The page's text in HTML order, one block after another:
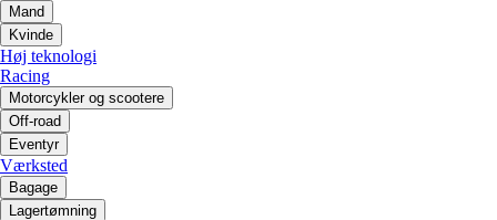
Mand
Kvinde
Høj teknologi
Racing
Motorcykler og scootere
Off-road
Eventyr
Værksted
Bagage
Lagertømning